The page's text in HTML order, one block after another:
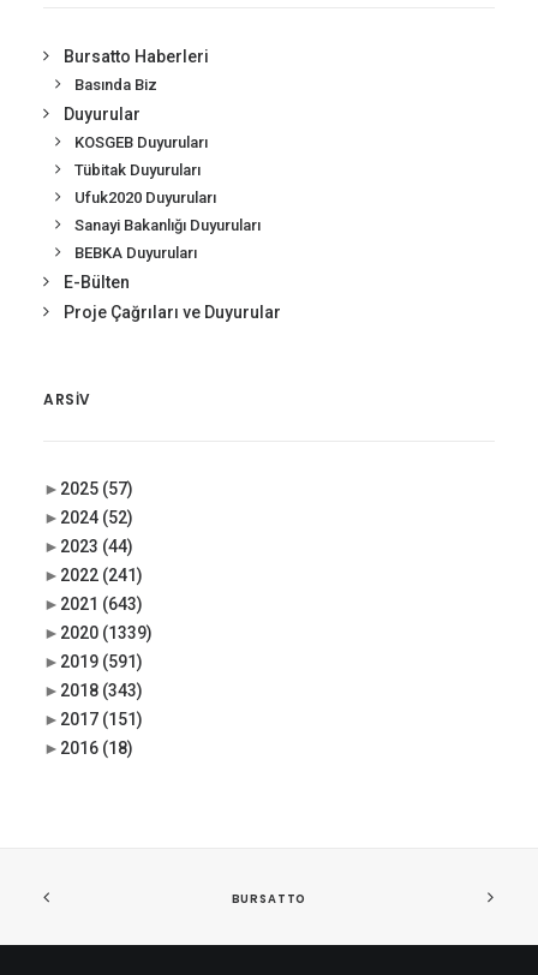
Bursatto Haberleri
Basında Biz
Duyurular
KOSGEB Duyuruları
Tübitak Duyuruları
Ufuk2020 Duyuruları
Sanayi Bakanlığı Duyuruları
BEBKA Duyuruları
E-Bülten
Proje Çağrıları ve Duyurular
ARSIV
► 2025 (57)
► 2024 (52)
► 2023 (44)
► 2022 (241)
► 2021 (643)
► 2020 (1339)
► 2019 (591)
► 2018 (343)
► 2017 (151)
► 2016 (18)
BURSATTO